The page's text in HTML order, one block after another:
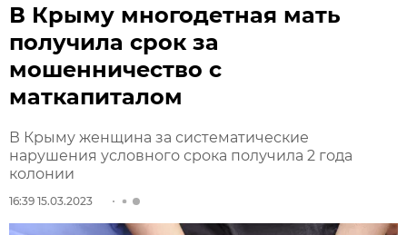
В Крыму многодетная мать
получила срок за
мошенничество с
маткапиталом
В Крыму женщина за систематические
нарушения условного срока получила 2 года
колонии
16:39 15.03.2023